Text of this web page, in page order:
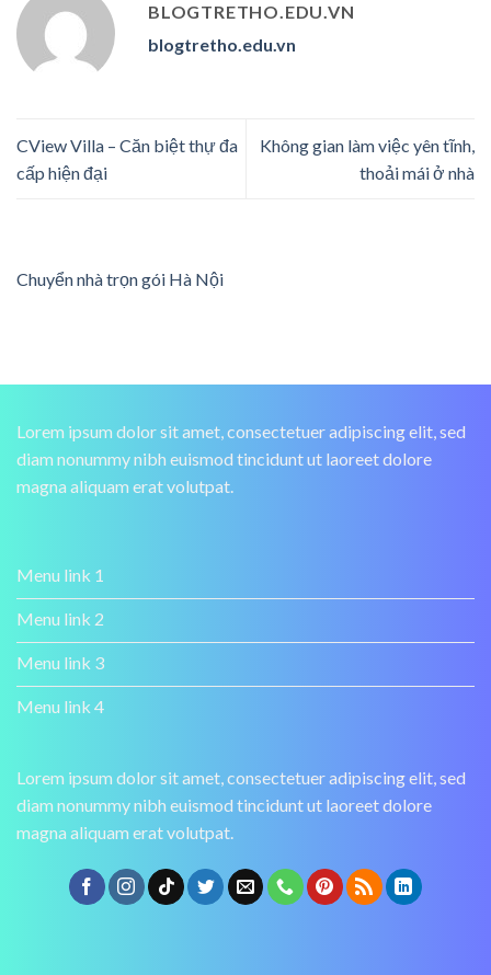
BLOGTRETHO.EDU.VN
blogtretho.edu.vn
CView Villa – Căn biệt thự đa
cấp hiện đại
Không gian làm việc yên tĩnh,
thoải mái ở nhà
Chuyển nhà trọn gói Hà Nội
Lorem ipsum dolor sit amet, consectetuer adipiscing elit, sed
diam nonummy nibh euismod tincidunt ut laoreet dolore
magna aliquam erat volutpat.
Menu link 1
Menu link 2
Menu link 3
Menu link 4
Lorem ipsum dolor sit amet, consectetuer adipiscing elit, sed
diam nonummy nibh euismod tincidunt ut laoreet dolore
magna aliquam erat volutpat.